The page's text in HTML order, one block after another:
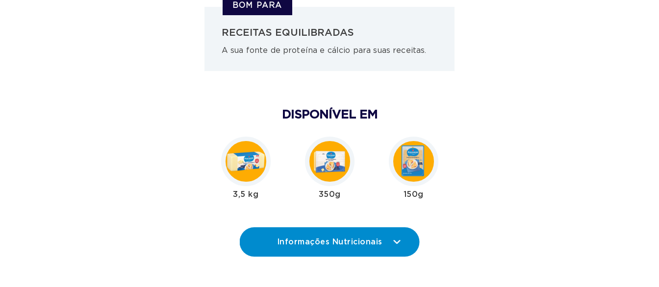
BOM PARA
RECEITAS EQUILIBRADAS
A sua fonte de proteína e cálcio para suas receitas.
DISPONÍVEL EM
3,5 kg 350g 150g
Informações Nutricionais